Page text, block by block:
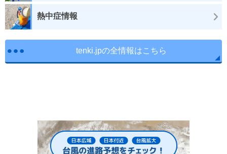
熱中症情報
tenki.jpの全情報はこちら